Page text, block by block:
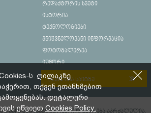
რედაქტორის სვეტი
ისტორია
ტექნოლოგიები
მნიშვნელოვანი ინფორმაცია
ფოტოგალერეა
იუმორი
რეკლამა საიტზე
გადაბეჭდვა/რეპროდუცირება აკრძალულია,
ს. ღილაკზე
თქვენ ეთანხმებით
დეტალური
ეწვიეთCookies Policy.